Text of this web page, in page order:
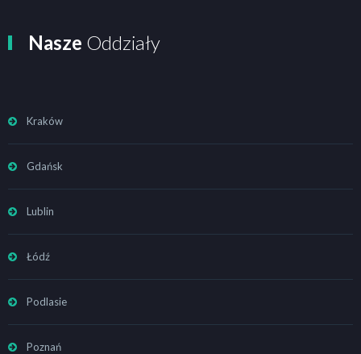
Nasze Oddziały
Kraków
Gdańsk
Lublin
Łódź
Podlasie
Poznań